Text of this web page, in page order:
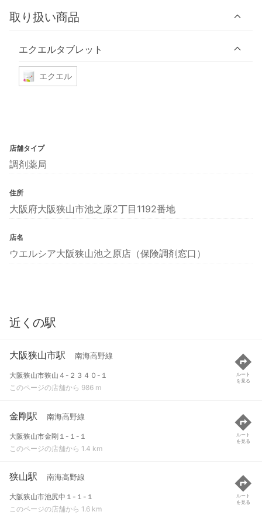
取り扱い商品
エクエルタブレット
エクエル
店舗タイプ
調剤薬局
住所
大阪府大阪狭山市池之原2丁目1192番地
店名
ウエルシア大阪狭山池之原店（保険調剤窓口）
近くの駅
大阪狭山市駅 南海高野線
大阪狭山市狭山４-２３４０-１
このページの店舗から 986 m
ルート
を見る
金剛駅 南海高野線
大阪狭山市金剛１-１-１
このページの店舗から 1.4 km
ルート
を見る
狭山駅 南海高野線
大阪狭山市池尻中１-１-１
このページの店舗から 1.6 km
ルート
を見る